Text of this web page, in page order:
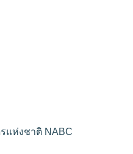
แห่งชาติ NABC